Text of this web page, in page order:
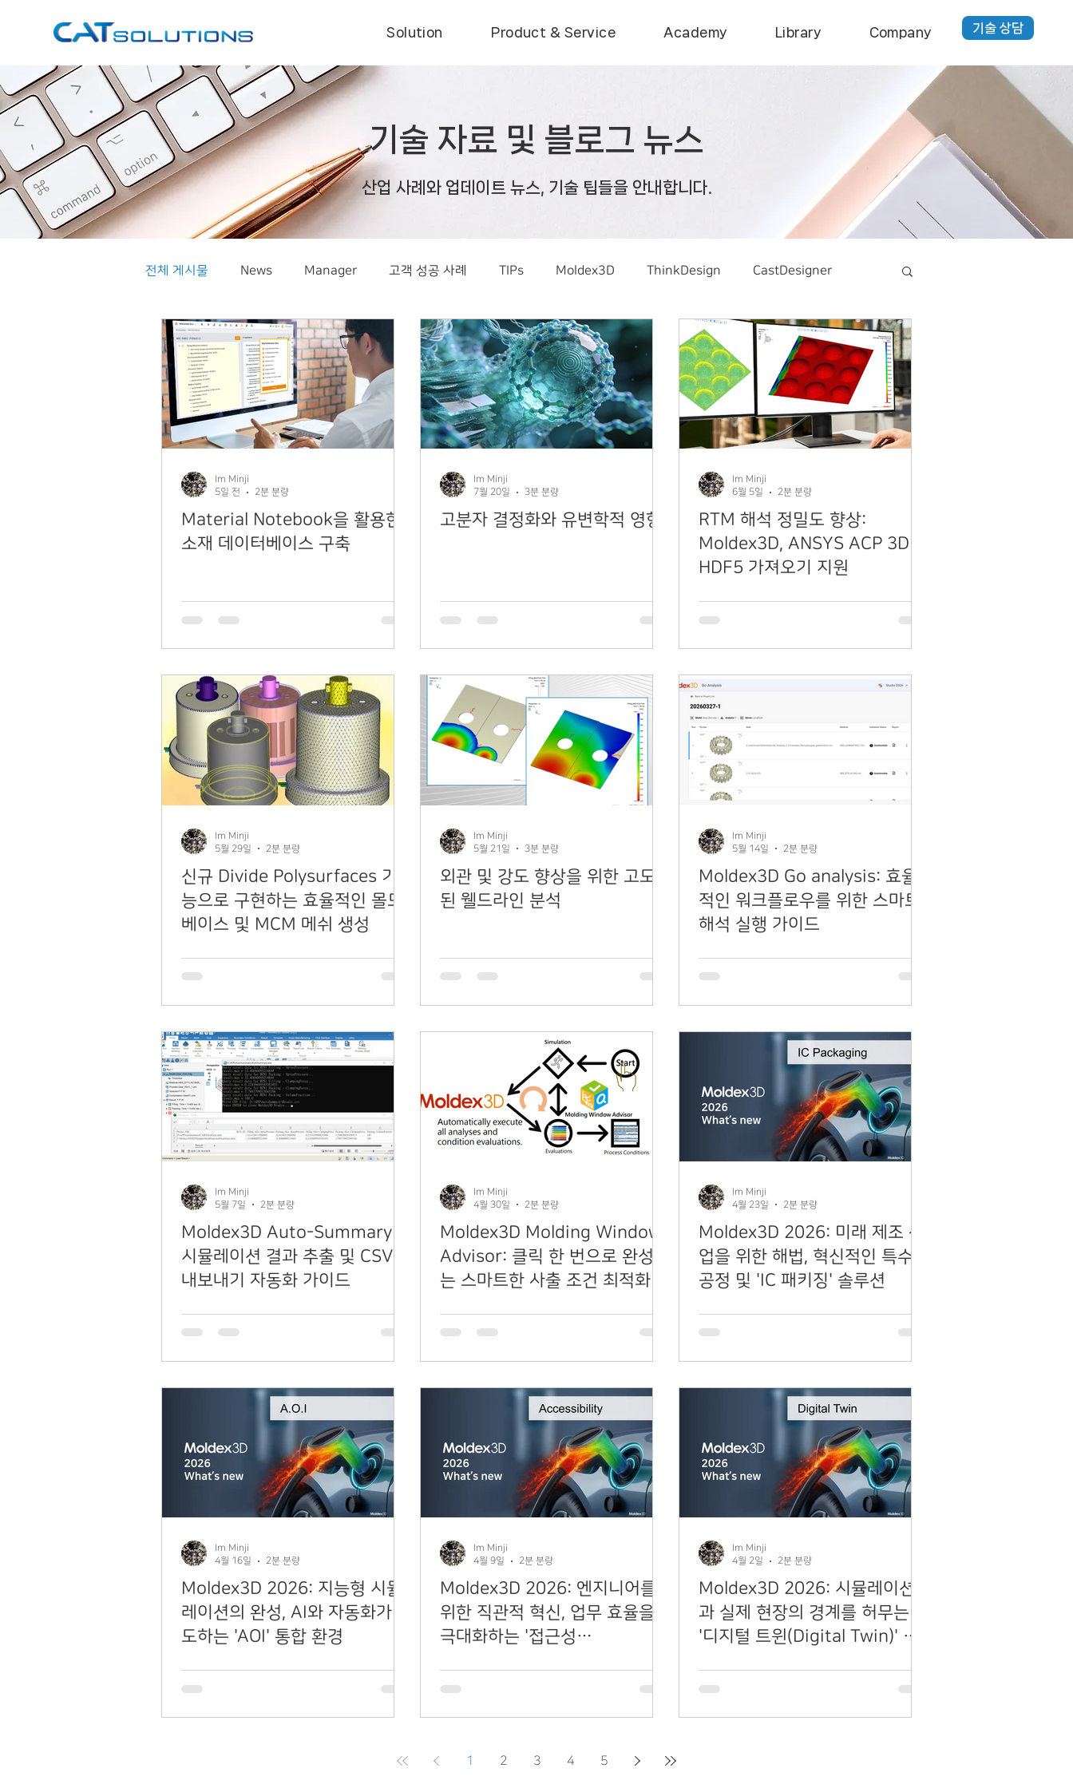
Solution Product & Service Academy Library Company 기술 상담
기술 자료 및 블로그 뉴스
산업 사례와 업데이트 뉴스, 기술 팁들을 안내합니다.
전체 게시물 News Manager 고객 성공 사례 TIPs Moldex3D ThinkDesign CastDesigner
슬기로운생활 Automotive Consumer Products IC Packaging Optic
Material Notebook을 활용한
소재 데이터베이스 구축
Im Minji
5일 전
2분 분량
고분자 결정화와 유변학적 영향
Im Minji
7월 20일
3분 분량
RTM 해석 정밀도 향상:
Moldex3D, ANSYS ACP 3D
HDF5 가져오기 지원
Im Minji
6월 5일
2분 분량
신규 Divide Polysurfaces 기
능으로 구현하는 효율적인 몰드
베이스 및 MCM 메쉬 생성
Im Minji
5월 29일
2분 분량
외관 및 강도 향상을 위한 고도화
된 웰드라인 분석
Im Minji
5월 21일
3분 분량
Moldex3D Go analysis: 효율
적인 워크플로우를 위한 스마트
해석 실행 가이드
Im Minji
5월 14일
2분 분량
Moldex3D Auto-Summary:
시뮬레이션 결과 추출 및 CSV
내보내기 자동화 가이드
Im Minji
5월 7일
2분 분량
Moldex3D Molding Window
Advisor: 클릭 한 번으로 완성하
는 스마트한 사출 조건 최적화
Im Minji
4월 30일
2분 분량
Moldex3D 2026: 미래 제조 산
업을 위한 해법, 혁신적인 특수
공정 및 'IC 패키징' 솔루션
Im Minji
4월 23일
2분 분량
Moldex3D 2026: 지능형 시뮬
레이션의 완성, AI와 자동화가 주
도하는 'AOI' 통합 환경
Im Minji
4월 16일
2분 분량
Moldex3D 2026: 엔지니어를
위한 직관적 혁신, 업무 효율을
극대화하는 '접근성
Im Minji
4월 9일
2분 분량
Moldex3D 2026: 시뮬레이션
과 실제 현장의 경계를 허무는
'디지털 트윈(Digital Twin)' 기
Im Minji
4월 2일
2분 분량
1 2 3 4 5